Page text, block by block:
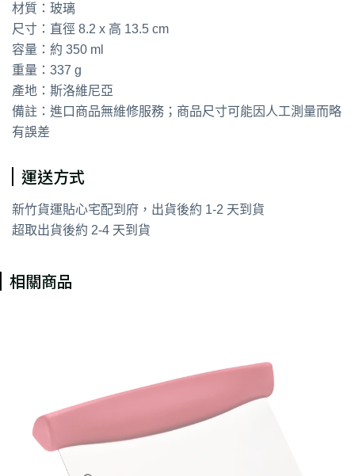
材質：玻璃
尺寸：直徑 8.2 x 高 13.5 cm
容量：約 350 ml
重量：337 g
產地：斯洛維尼亞
備註：進口商品無維修服務；商品尺寸可能因人工測量而略
有誤差
運送方式
新竹貨運貼心宅配到府，出貨後約 1-2 天到貨
超取出貨後約 2-4 天到貨
相關商品